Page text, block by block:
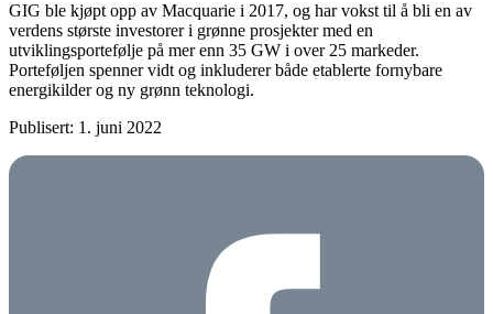
GIG ble kjøpt opp av Macquarie i 2017, og har vokst til å bli en av
verdens største investorer i grønne prosjekter med en
utviklingsportefølje på mer enn 35 GW i over 25 markeder.
Porteføljen spenner vidt og inkluderer både etablerte fornybare
energikilder og ny grønn teknologi.
Publisert: 1. juni 2022